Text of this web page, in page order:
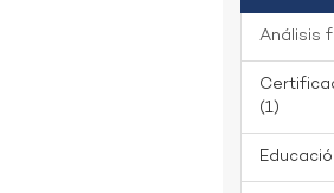
Análisis
(1)